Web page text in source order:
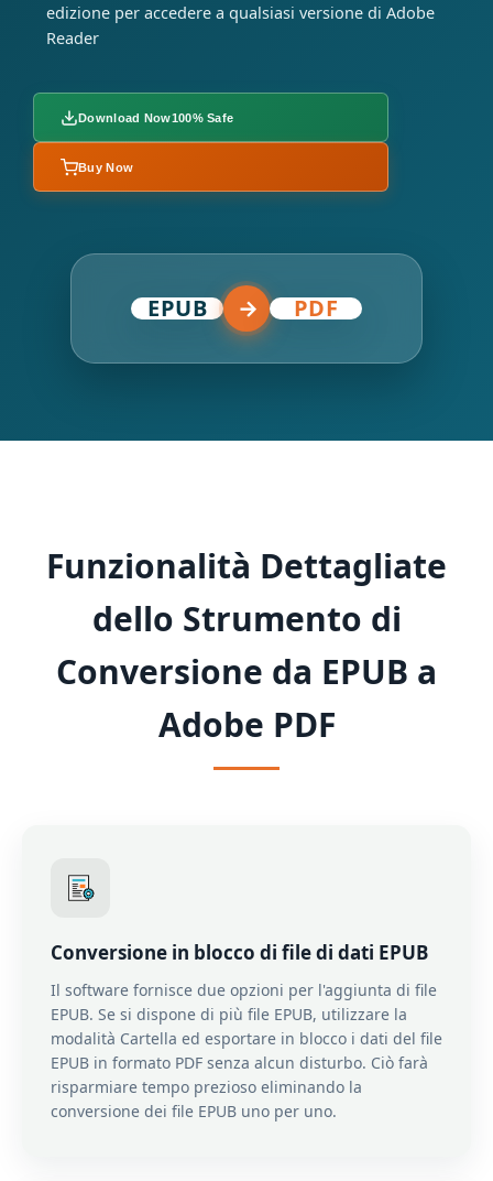
edizione per accedere a qualsiasi versione di Adobe
Reader
Download Now100% Safe
Buy Now
EPUB → PDF
Funzionalità Dettagliate
dello Strumento di
Conversione da EPUB a
Adobe PDF
Conversione in blocco di file di dati EPUB
Il software fornisce due opzioni per l'aggiunta di file
EPUB. Se si dispone di più file EPUB, utilizzare la
modalità Cartella ed esportare in blocco i dati del file
EPUB in formato PDF senza alcun disturbo. Ciò farà
risparmiare tempo prezioso eliminando la
conversione dei file EPUB uno per uno.